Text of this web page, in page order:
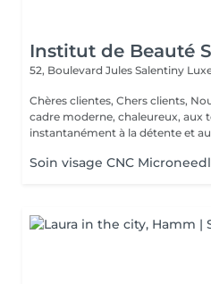
Institut de Beauté
52, Boulevard Jules Salentiny
Chères clientes, Chers clients, Nous vous recevons dans un
cadre moderne, chaleureux, aux
instantanément à la détente et
Soin visage CNC